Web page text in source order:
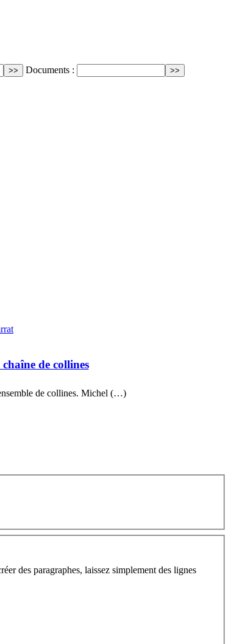
Documents :
de collines
de collines. Michel (…)
des paragraphes, laissez simplement des lignes